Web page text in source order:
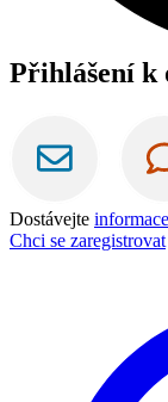
Přihlášení k
Dostávejte
Chci se zaregistrovat